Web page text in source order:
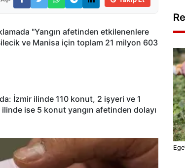
"Yangın afetinden etkilenenlere
ve Manisa için toplam 21 milyon 603
İzmir ilinde 110 konut, 2 işyeri ve 1
ise 5 konut yangın afetinden dolayı